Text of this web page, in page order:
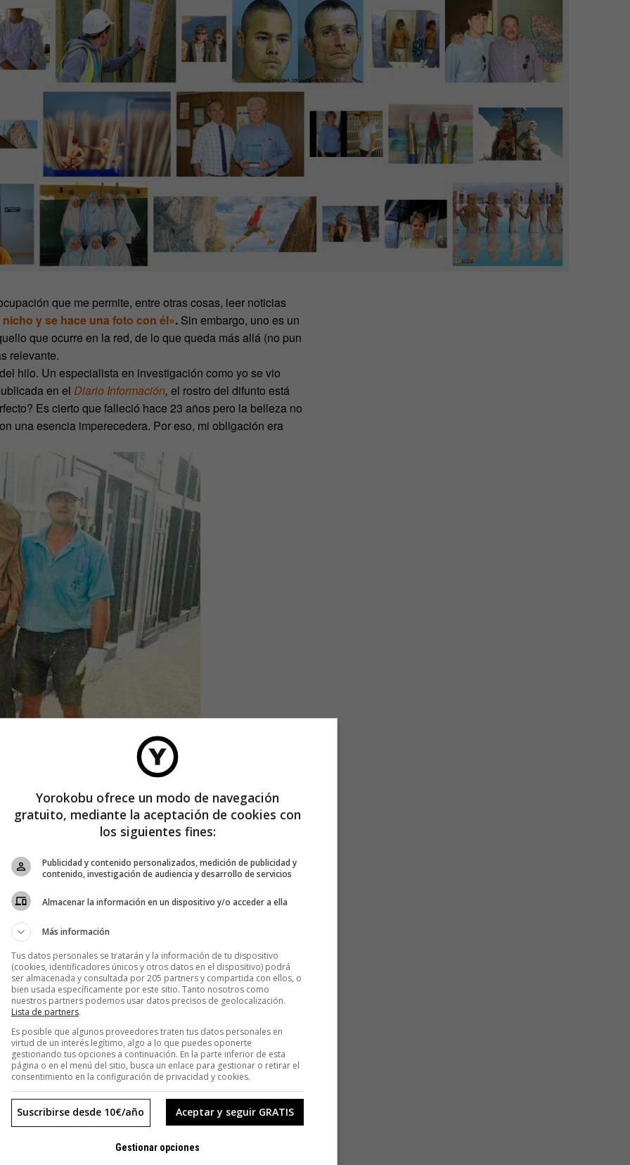
que me permite, entre otras cosas, leer noticias
y se hace una foto con él». Sin embargo, uno es un
que ocurre en la red, de lo que queda más allá (no pun
relevante.
hilo. Un especialista en investigación como yo se vio
en el Diario Información, el rostro del difunto está
Es cierto que falleció hace 23 años pero la belleza no
una esencia imperecedera. Por eso, mi obligación era
el buscador de imágenes de Google.
en esto de la inteligencia artificial y los algoritmos de
tan tersa como la de un bebé. Creo que ahí terminan los
Yorokobu ofrece un modo de navegación
gratuito, mediante la aceptación de cookies con
los siguientes fines:
Publicidad y contenido personalizados, medición de publicidad y
contenido, investigación de audiencia y desarrollo de servicios
Almacenar la información en un dispositivo y/o acceder a ella
Más información
Tus datos personales se tratarán y la información de tu dispositivo
(cookies, identificadores únicos y otros datos en el dispositivo) podrá
ser almacenada y consultada por 205 partners y compartida con ellos, o
bien usada específicamente por este sitio. Tanto nosotros como
nuestros partners podemos usar datos precisos de geolocalización.
Lista de partners.
Es posible que algunos proveedores traten tus datos personales en
virtud de un interés legítimo, algo a lo que puedes oponerte
gestionando tus opciones a continuación. En la parte inferior de esta
página o en el menú del sitio, busca un enlace para gestionar o retirar el
consentimiento en la configuración de privacidad y cookies.
Aceptar y seguir GRATIS
Suscribirse desde 10€/año
Gestionar opciones